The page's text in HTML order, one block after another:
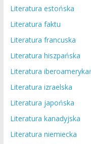
Literatura estońska
Literatura faktu
Literatura francuska
Literatura hiszpańska
Literatura
Literatura izraelska
Literatura japońska
Literatura kanadyjska
Literatura niemiecka